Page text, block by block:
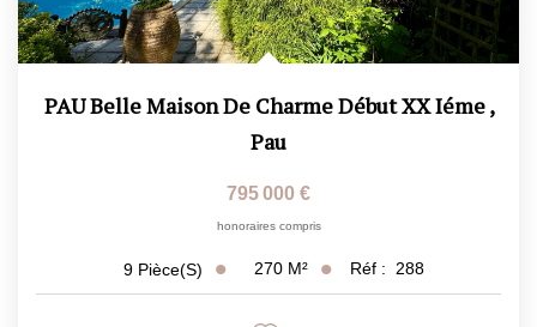
PAU Belle Maison De Charme Début XX Iéme,
Pau
795 000 €
honoraires compris
9 Pièce(s) 270 M² Réf : 288